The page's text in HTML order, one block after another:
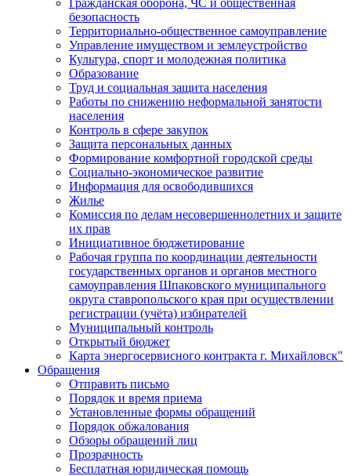
Гражданская оборона, ЧС и общественная
безопасность
Территориально-общественное самоуправление
Управление имуществом и землеустройство
Культура, спорт и молодежная политика
Образование
Труд и социальная защита населения
Работы по снижению неформальной занятости
населения
Контроль в сфере закупок
Защита персональных данных
Формирование комфортной городской среды
Социально-экономическое развитие
Информация для освободившихся
Жилье
Комиссия по делам несовершеннолетних и защите
их прав
Инициативное бюджетирование
Рабочая группа по координации деятельности
государственных органов и органов местного
самоуправления Шпаковского муниципального
округа ставропольского края при осуществлении
регистрации (учёта) избирателей
Муниципальный контроль
Открытый бюджет
Карта энергосервисного контракта г. Михайловск"
Обращения
Отправить письмо
Порядок и время приема
Установленные формы обращений
Порядок обжалования
Обзоры обращений лиц
Прозрачность
Бесплатная юридическая помощь